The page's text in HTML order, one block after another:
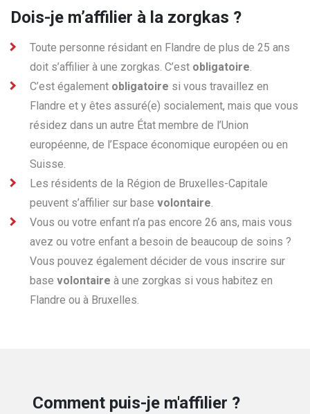
Dois-je m’affilier à la zorgkas ?
Toute personne résidant en Flandre de plus de 25 ans
doit s’affilier à une zorgkas. C’est obligatoire.
C’est également obligatoire si vous travaillez en
Flandre et y êtes assuré(e) socialement, mais que vous
résidez dans un autre État membre de l’Union
européenne, de l’Espace économique européen ou en
Suisse.
Les résidents de la Région de Bruxelles-Capitale
peuvent s’affilier sur base volontaire.
Vous ou votre enfant n’a pas encore 26 ans, mais vous
avez ou votre enfant a besoin de beaucoup de soins ?
Vous pouvez également décider de vous inscrire sur
base volontaire à une zorgkas si vous habitez en
Flandre ou à Bruxelles.
Comment puis-je m'affilier ?